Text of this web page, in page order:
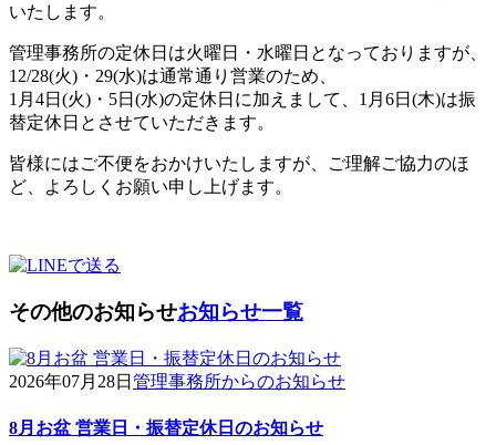
いたします。
管理事務所の定休日は火曜日・水曜日となっておりますが、
12/28(火)・29(水)は通常通り営業のため、
1月4日(火)・5日(水)の定休日に加えまして、1月6日(木)は振
替定休日とさせていただきます。
皆様にはご不便をおかけいたしますが、ご理解ご協力のほ
ど、よろしくお願い申し上げます。
その他のお知らせお知らせ一覧
2026年07月28日 管理事務所からのお知らせ
8月お盆 営業日・振替定休日のお知らせ